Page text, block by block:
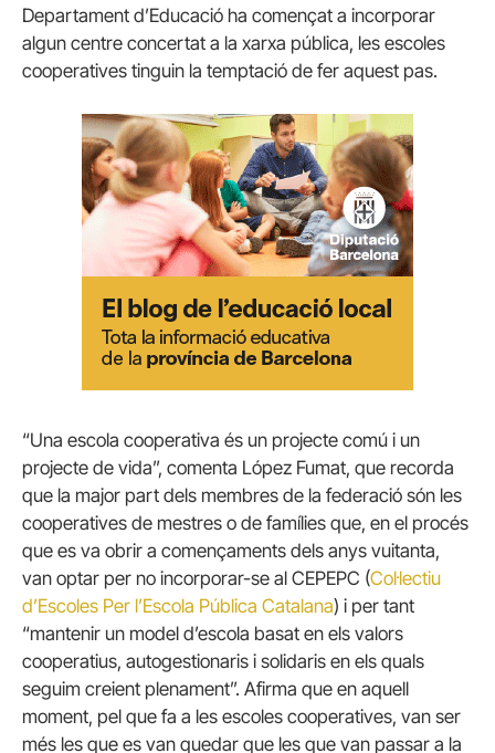
Departament d’Educació ha començat a incorporar
algun centre concertat a la xarxa pública, les escoles
cooperatives tinguin la temptació de fer aquest pas.
“Una escola cooperativa és un projecte comú i un
projecte de vida”, comenta López Fumat, que recorda
que la major part dels membres de la federació són les
cooperatives de mestres o de famílies que, en el procés
que es va obrir a començaments dels anys vuitanta,
van optar per no incorporar-se al CEPEPC (Col·lectiu
d’Escoles Per l’Escola Pública Catalana) i per tant
“mantenir un model d’escola basat en els valors
cooperatius, autogestionaris i solidaris en els quals
seguim creient plenament”. Afirma que en aquell
moment, pel que fa a les escoles cooperatives, van ser
més les que es van quedar que les que van passar a la